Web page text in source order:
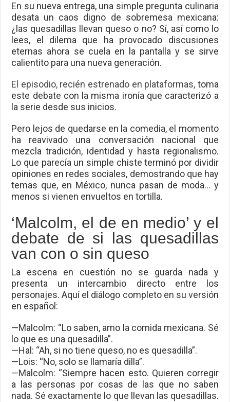
En su nueva entrega, una simple pregunta culinaria
desata un caos digno de sobremesa mexicana:
¿las quesadillas llevan queso o no? Sí, así como lo
lees, el dilema que ha provocado discusiones
eternas ahora se cuela en la pantalla y se sirve
calientito para una nueva generación.
El episodio, recién estrenado en plataformas, toma
este debate con la misma ironía que caracterizó a
la serie desde sus inicios.
Pero lejos de quedarse en la comedia, el momento
ha reavivado una conversación nacional que
mezcla tradición, identidad y hasta regionalismo.
Lo que parecía un simple chiste terminó por dividir
opiniones en redes sociales, demostrando que hay
temas que, en México, nunca pasan de moda… y
menos si vienen envueltos en tortilla.
‘Malcolm, el de en medio’ y el
debate de si las quesadillas
van con o sin queso
La escena en cuestión no se guarda nada y
presenta un intercambio directo entre los
personajes. Aquí el diálogo completo en su versión
en español:
—Malcolm: “Lo saben, amo la comida mexicana. Sé
lo que es una quesadilla”.
—Hal: “Ah, si no tiene queso, no es quesadilla”.
—Lois: “No, solo se llamaría dilla”.
—Malcolm: “Siempre hacen esto. Quieren corregir
a las personas por cosas de las que no saben
nada. Sé exactamente lo que llevan las quesadillas.